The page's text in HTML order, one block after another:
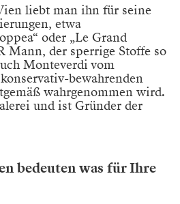
liebt man ihn für seine
etwa
oder „Le Grand
Mann, der sperrige Stoffe so
Monteverdi vom
bewahrenden
wahrgenommen wird.
und ist Gründer der
bedeuten was für Ihre